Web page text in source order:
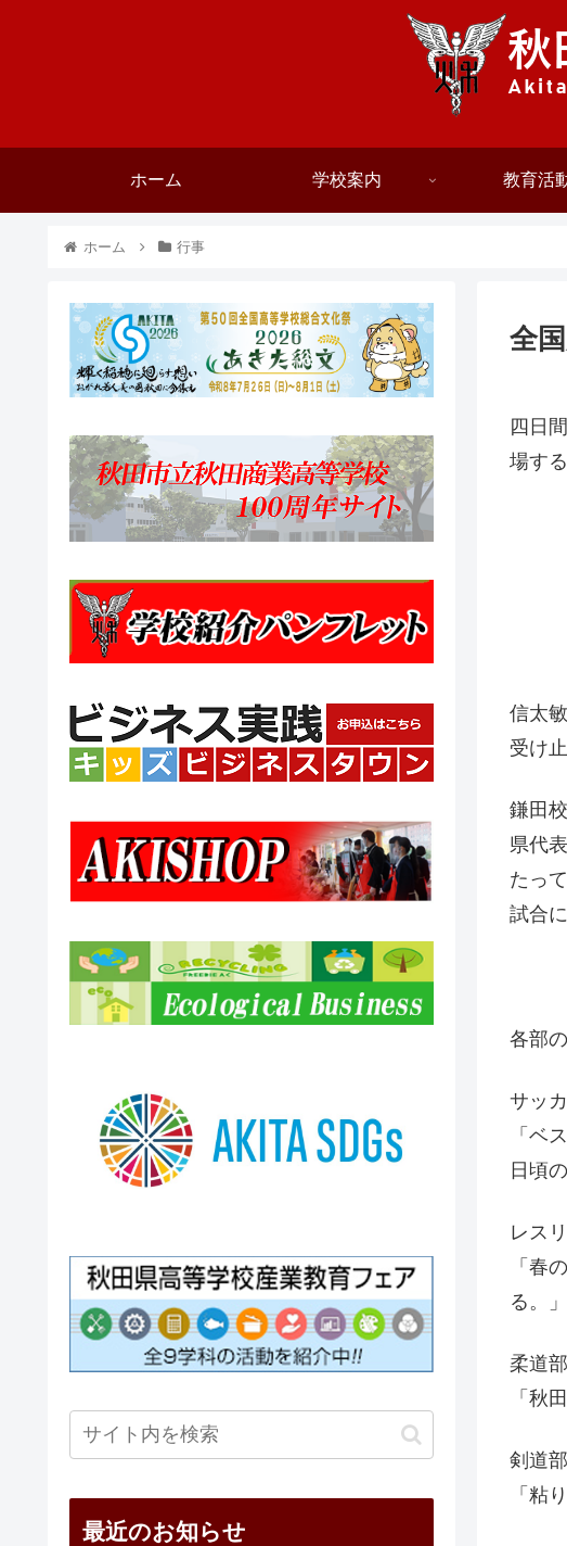
ホーム 学校案内 教育活
ホーム 行事
全
四日
場す
信太
受け
鎌田
県代
たっ
試合
各部
サッ
「ベ
日頃
レス
「春
る。」
柔道
「秋
剣道
「粘
最近のお知らせ